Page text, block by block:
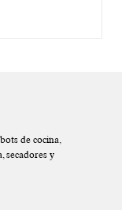
de cocina,
secadores y